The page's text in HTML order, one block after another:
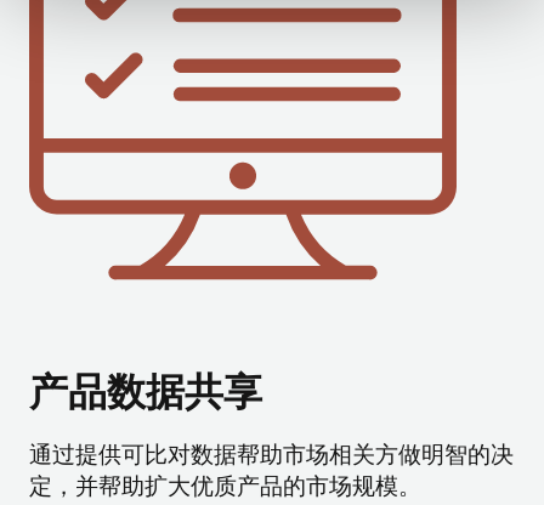
产品数据共享
通过提供可比对数据帮助市场相关方做明智的决
定，并帮助扩大优质产品的市场规模。